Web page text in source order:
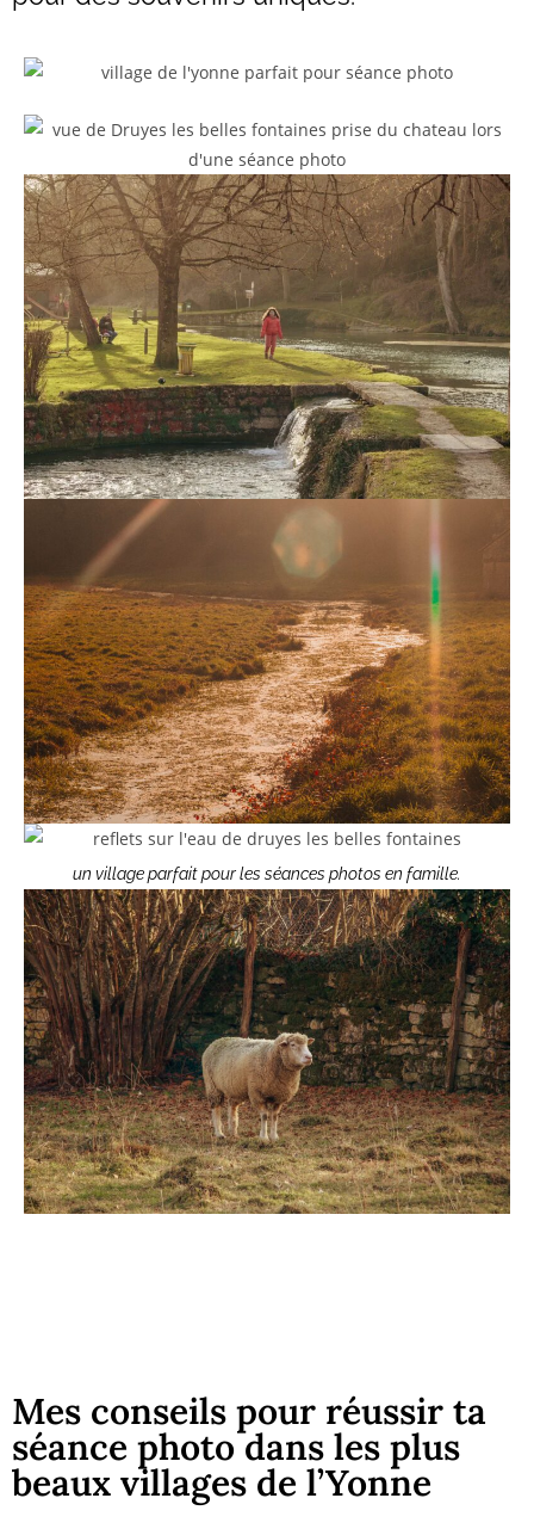
un village parfait pour les séances photos en famille.
Mes conseils pour réussir ta
séance photo dans les plus
beaux villages de l’Yonne